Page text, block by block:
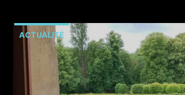
ACTUALITÉ